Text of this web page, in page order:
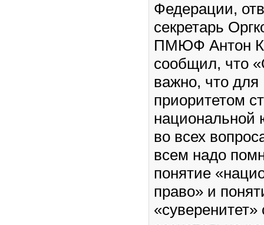
Федерации,
секретарь
ПМЮФ Антон
сообщил, что
важно, что для
приоритетом
национальной
во всех
всем надо
понятие
право» и
«суверенитет»